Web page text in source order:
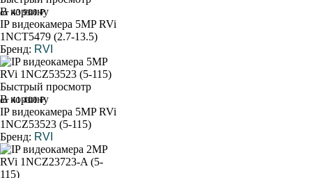
В корзину
от 43 900 ₽
IP видеокамера 5MP RVi
1NCT5479 (2.7-13.5)
Бренд: RVI
Быстрый просмотр
В корзину
от 41 400 ₽
IP видеокамера 5MP RVi
1NCZ53523 (5-115)
Бренд: RVI